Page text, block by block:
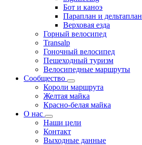
Бот и каноэ
Параплан и дельтаплан
Верховая езда
Горный велосипед
Transalp
Гоночный велосипед
Пешеходный туризм
Велосипедные маршруты
Сообщество
Короли маршрута
Желтая майка
Красно-белая майка
О нас
Наши цели
Контакт
Выходные данные